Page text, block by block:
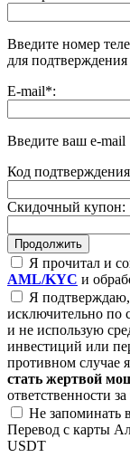
Введите номер
для
E-mail*:
Введите ваш e-mail
Код
Скидочный купон:
Я прочитал и
AML/KYC и
Я подтверждаю,
исключительно по
и не использую
инвестиций или
противном случае
стать жертвой
ответственности
Не запоминать
Перевод с карты
USDT